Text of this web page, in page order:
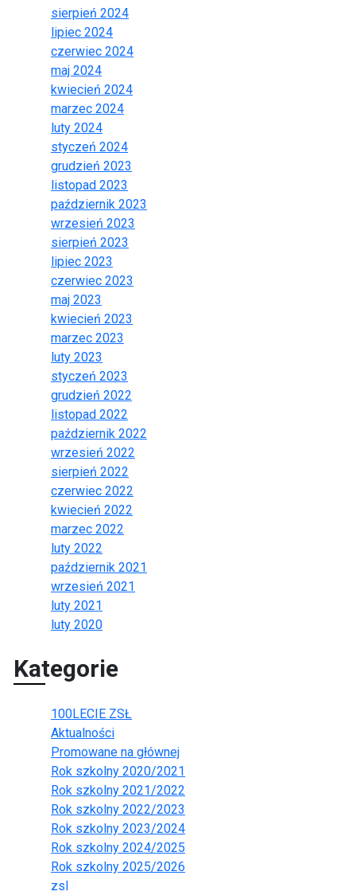
sierpień 2024
lipiec 2024
czerwiec 2024
maj 2024
kwiecień 2024
marzec 2024
luty 2024
styczeń 2024
grudzień 2023
listopad 2023
październik 2023
wrzesień 2023
sierpień 2023
lipiec 2023
czerwiec 2023
maj 2023
kwiecień 2023
marzec 2023
luty 2023
styczeń 2023
grudzień 2022
listopad 2022
październik 2022
wrzesień 2022
sierpień 2022
czerwiec 2022
kwiecień 2022
marzec 2022
luty 2022
październik 2021
wrzesień 2021
luty 2021
luty 2020
Kategorie
100LECIE ZSŁ
Aktualności
Promowane na głównej
Rok szkolny 2020/2021
Rok szkolny 2021/2022
Rok szkolny 2022/2023
Rok szkolny 2023/2024
Rok szkolny 2024/2025
Rok szkolny 2025/2026
zsl